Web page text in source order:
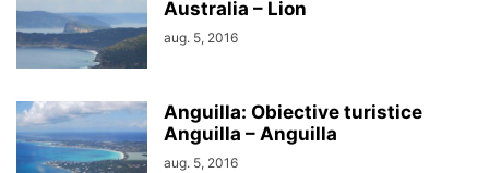
Australia – Lion
aug. 5, 2016
Anguilla: Obiective turistice
Anguilla – Anguilla
aug. 5, 2016